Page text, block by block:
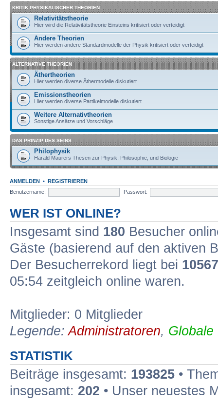
KRITIK PHYSIKALISCHER THEORIEN
Relativitätstheorie
Hier wird die Relativitätstheorie Einsteins kritisiert oder verteidigt
Andere Theorien
Hier werden andere Standardmodelle der Physik kritisiert oder verteidigt
ALTERNATIVE THEORIEN
Äthertheorien
Hier werden diverse Äthermodelle diskutiert
Emissionstheorien
Hier werden diverse Partikelmodelle diskutiert
Weitere Alternativtheorien
Sonstige Ansätze und Vorschläge
DAS PRINZIP DES SEINS
Philophysik
Harald Maurers Thesen zur Physik, Philosophie, und Biologie
ANMELDEN • REGISTRIEREN
Benutzername:
Passwort:
WER IST ONLINE?
Insgesamt sind 180 Besucher
Gäste (basierend auf den aktiven
Der Besucherrekord liegt bei 10567
05:54 zeitgleich online waren.
Mitglieder: 0 Mitglieder
Legende:Administratoren, Globale
STATISTIK
Beiträge insgesamt: 193825 •
insgesamt: 202 • Unser neuestes